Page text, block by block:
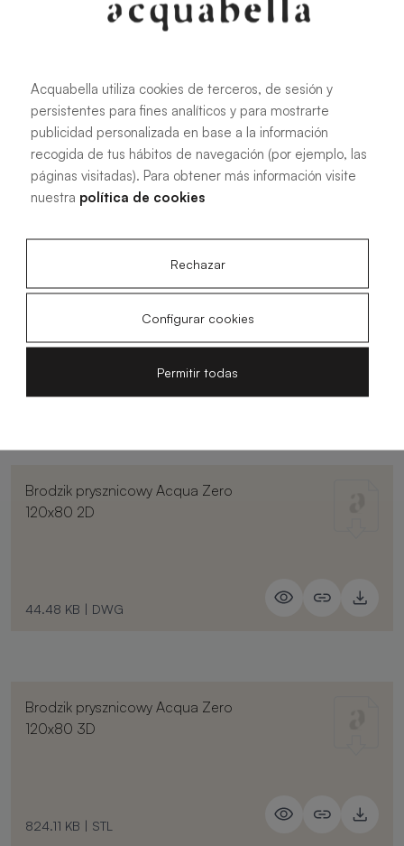
Akron®
3.67 MB PDF
Rysunki techniczne Acqua Zero
Brodzik prysznicowy Acqua Zero
120x80 2D
44.48 KB | DWG
Brodzik prysznicowy Acqua Zero
120x80 3D
824.11 KB | STL
Acquabella utiliza cookies de terceros, de sesión y
persistentes para fines analíticos y para mostrarte
publicidad personalizada en base a la información
recogida de tus hábitos de navegación (por ejemplo, las
páginas visitadas). Para obtener más información visite
nuestra política de cookies
Rechazar
Configurar cookies
Permitir todas